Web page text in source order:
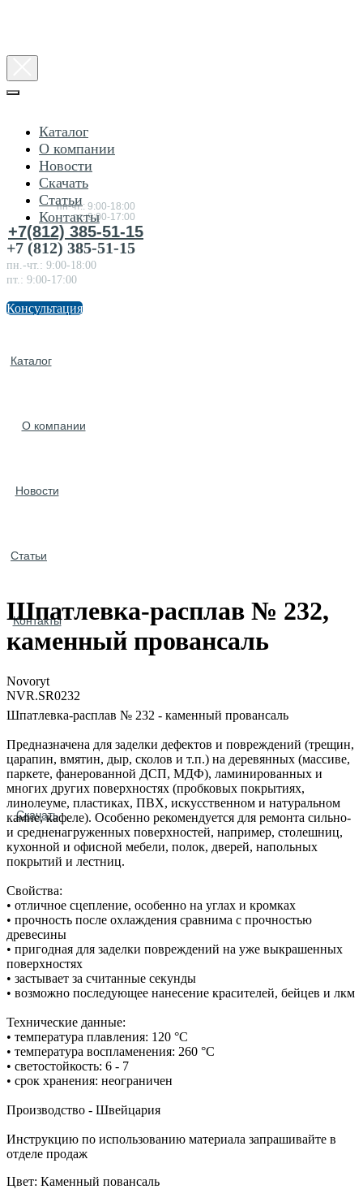
Консультация
товарам
пн-чт.: 9:00-18:00
пт.:9:00-17:00
+7(812) 385-51-15
Каталог
О компании
Новости
Статьи
Контакты
Скачать
Каталог
О компании
Новости
Скачать
Статьи
Контакты
+7 (812) 385-51-15
пн.-чт.: 9:00-18:00
пт.: 9:00-17:00
Консультация
Шпатлевка-расплав № 232,
каменный провансаль
Novoryt
NVR.SR0232
Шпатлевка-расплав № 232 - каменный провансаль
Предназначена для заделки дефектов и повреждений (трещин,
царапин, вмятин, дыр, сколов и т.п.) на деревянных (массиве,
паркете, фанерованной ДСП, МДФ), ламинированных и
многих других поверхностях (пробковых покрытиях,
линолеуме, пластиках, ПВХ, искусственном и натуральном
камне, кафеле). Особенно рекомендуется для ремонта сильно‐
и средненагруженных поверхностей, например, столешниц,
кухонной и офисной мебели, полок, дверей, напольных
покрытий и лестниц.
Свойства:
• отличное сцепление, особенно на углах и кромках
• прочность после охлаждения сравнима с прочностью
древесины
• пригодная для заделки повреждений на уже выкрашенных
поверхностях
• застывает за считанные секунды
• возможно последующее нанесение красителей, бейцев и лкм
Технические данные:
• температура плавления: 120 °С
• температура воспламенения: 260 °С
• светостойкость: 6 - 7
• срок хранения: неограничен
Производство - Швейцария
Инструкцию по использованию материала запрашивайте в
отделе продаж
Цвет: Каменный повансаль